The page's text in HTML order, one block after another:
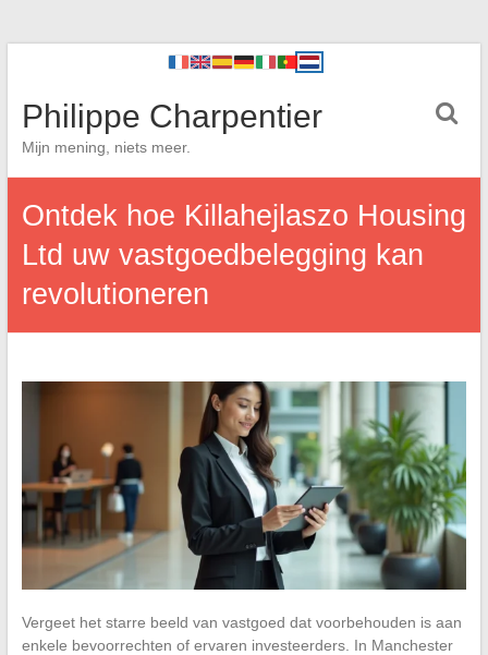
Philippe Charpentier
Mijn mening, niets meer.
Ontdek hoe Killahejlaszo Housing
Ltd uw vastgoedbelegging kan
revolutioneren
Vergeet het starre beeld van vastgoed dat voorbehouden is aan
enkele bevoorrechten of ervaren investeerders. In Manchester